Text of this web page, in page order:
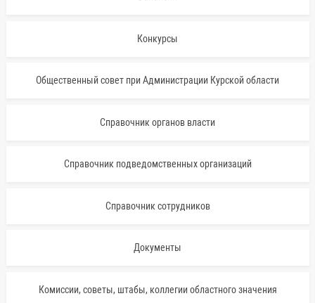
Конкурсы
Общественный совет при Администрации Курской области
Справочник органов власти
Справочник подведомственных организаций
Справочник сотрудников
Документы
Комиссии, советы, штабы, коллегии областного значения